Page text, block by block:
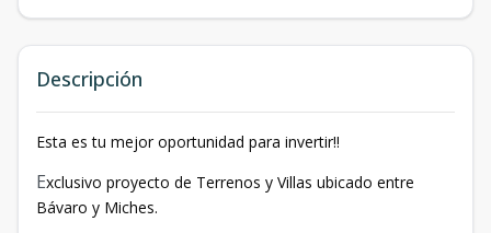
Descripción
Esta es tu mejor oportunidad para invertir!!
Exclusivo proyecto de Terrenos y Villas ubicado entre
Bávaro y Miches.